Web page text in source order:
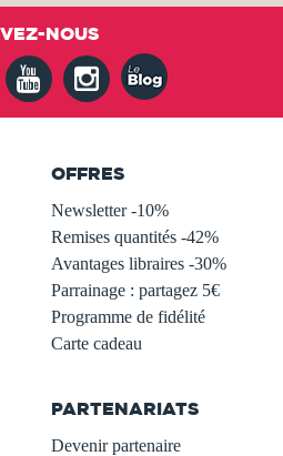
NOUS
OFFRES
Newsletter -10%
Remises quantités -42%
Avantages libraires -30%
Parrainage : partagez 5€
Programme de fidélité
Carte cadeau
PARTENARIATS
Devenir partenaire